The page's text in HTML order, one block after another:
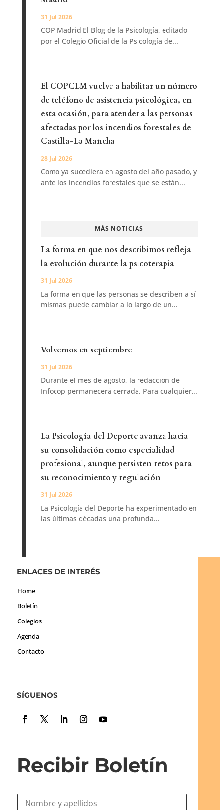
31 Jul 2026
COP Madrid El Blog de la Psicología, editado
por el Colegio Oficial de la Psicología de...
El COPCLM vuelve a habilitar un número
de teléfono de asistencia psicológica, en
esta ocasión, para atender a las personas
afectadas por los incendios forestales de
Castilla-La Mancha
28 Jul 2026
Como ya sucediera en agosto del año pasado, y
ante los incendios forestales que se están...
MÁS NOTICIAS
La forma en que nos describimos refleja
la evolución durante la psicoterapia
31 Jul 2026
La forma en que las personas se describen a sí
mismas puede cambiar a lo largo de un...
Volvemos en septiembre
31 Jul 2026
Durante el mes de agosto, la redacción de
Infocop permanecerá cerrada. Para cualquier...
La Psicología del Deporte avanza hacia
su consolidación como especialidad
profesional, aunque persisten retos para
su reconocimiento y regulación
31 Jul 2026
La Psicología del Deporte ha experimentado en
las últimas décadas una profunda...
ENLACES DE INTERÉS
Home
Boletín
Colegios
Agenda
Contacto
SÍGUENOS
Recibir Boletín
N